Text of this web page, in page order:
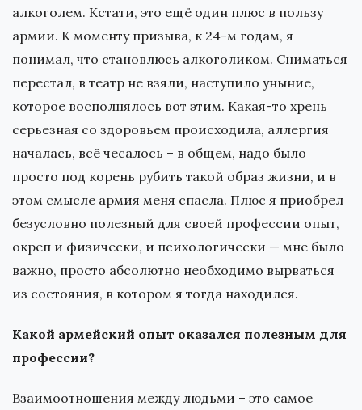
алкоголем. Кстати, это ещё один плюс в пользу
армии. К моменту призыва, к 24-м годам, я
понимал, что становлюсь алкоголиком. Сниматься
перестал, в театр не взяли, наступило уныние,
которое восполнялось вот этим. Какая-то хрень
серьезная со здоровьем происходила, аллергия
началась, всё чесалось – в общем, надо было
просто под корень рубить такой образ жизни, и в
этом смысле армия меня спасла. Плюс я приобрел
безусловно полезный для своей профессии опыт,
окреп и физически, и психологически — мне было
важно, просто абсолютно необходимо вырваться
из состояния, в котором я тогда находился.
Какой армейский опыт оказался полезным для
профессии?
Взаимоотношения между людьми – это самое